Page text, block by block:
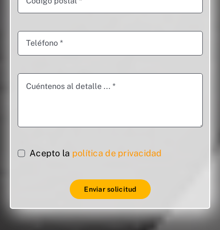
Acepto la política de privacidad
Enviar solicitud